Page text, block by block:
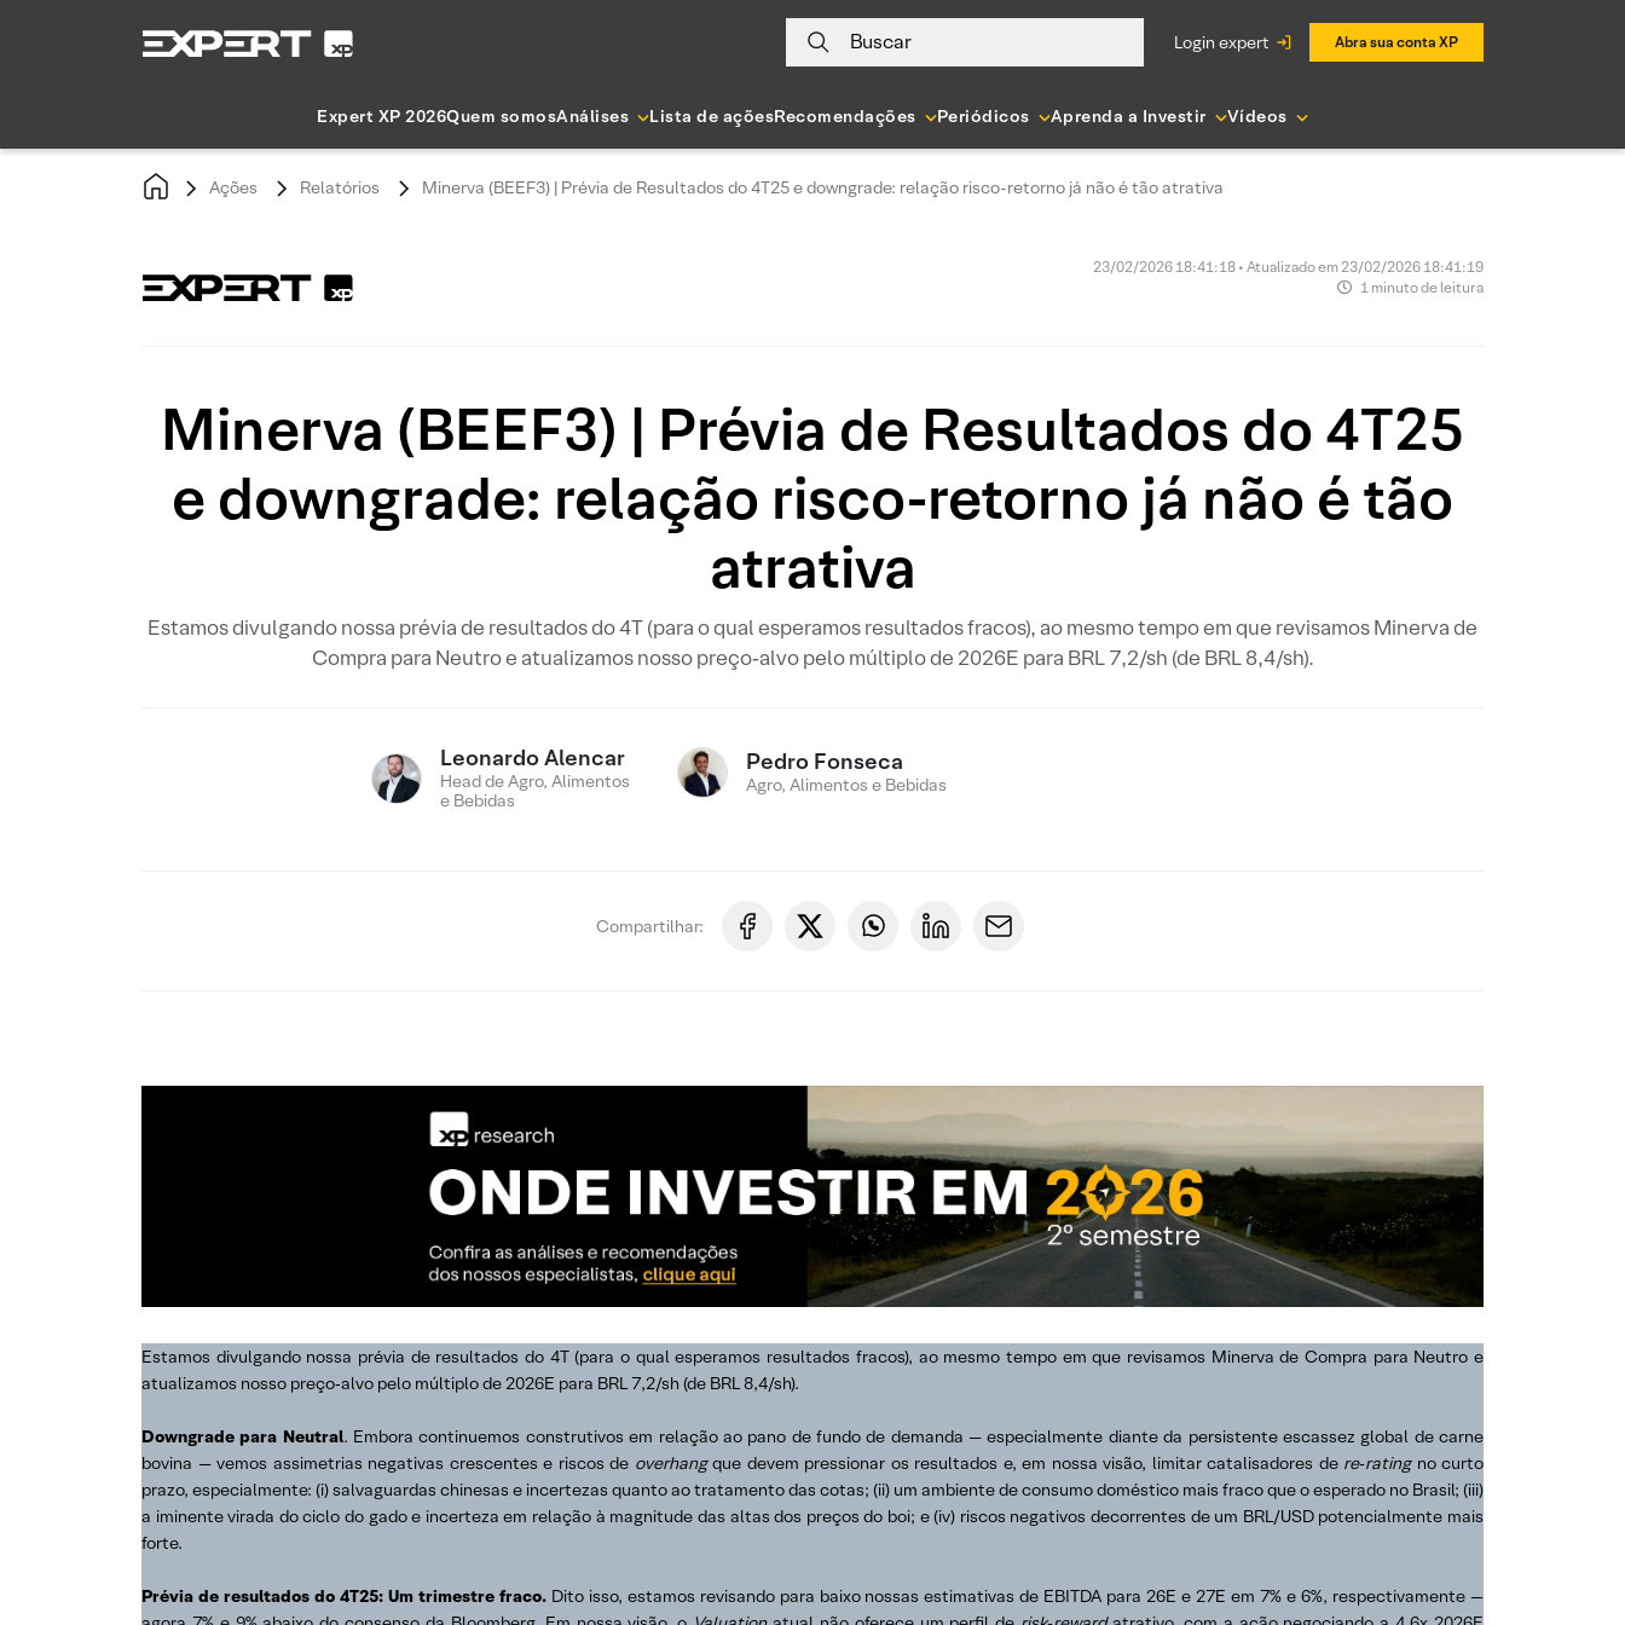
Buscar login expert Abra sua conta XP
Expert XP 2026Quem somosAnálises Lista de açõesRecomendações Periódicos Aprenda a Investir Vídeos
Ações Relatórios Minerva (BEEF3) | Prévia de Resultados do 4T25 e downgrade: relação risco-retorno já não é tão atrativa
23/02/2026 18:41:18 • Atualizado em 23/02/2026 18:41:19
1 minuto de leitura
Minerva (BEEF3) | Prévia de Resultados do 4T25
e downgrade: relação risco-retorno já não é tão
atrativa
Estamos divulgando nossa prévia de resultados do 4T (para o qual esperamos resultados fracos), ao mesmo tempo em que revisamos Minerva de
Compra para Neutro e atualizamos nosso preço‑alvo pelo múltiplo de 2026E para BRL 7,2/sh (de BRL 8,4/sh).
Leonardo Alencar
Head de Agro, Alimentos
e Bebidas
Pedro Fonseca
Agro, Alimentos e Bebidas
Compartilhar:
Estamos divulgando nossa prévia de resultados do 4T (para o qual esperamos resultados fracos), ao mesmo tempo em que revisamos Minerva de Compra para Neutro e
atualizamos nosso preço‑alvo pelo múltiplo de 2026E para BRL 7,2/sh (de BRL 8,4/sh).
Downgrade para Neutral. Embora continuemos construtivos em relação ao pano de fundo de demanda — especialmente diante da persistente escassez global de carne
bovina — vemos assimetrias negativas crescentes e riscos de overhangque devem pressionar os resultados e, em nossa visão, limitar catalisadores dere‑ratingno curto
prazo, especialmente: (i) salvaguardas chinesas e incertezas quanto ao tratamento das cotas; (ii) um ambiente de consumo doméstico mais fraco que o esperado no Brasil; (iii)
a iminente virada do ciclo do gado e incerteza em relação à magnitude das altas dos preços do boi; e (iv) riscos negativos decorrentes de um BRL/USD potencialmente mais
forte.
Prévia de resultados do 4T25: Um trimestre fraco.Dito isso, estamos revisando para baixo nossas estimativas de EBITDA para 26E e 27E em 7% e 6%, respectivamente —